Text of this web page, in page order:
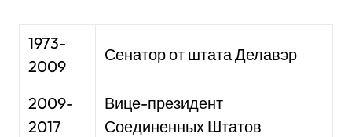
1973-
2009
Сенатор от штата Делавэр
2009-
2017
Вице-президент
Соединенных Штатов